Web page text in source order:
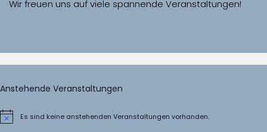
Wir freuen uns auf viele spannende Veranstaltungen!
Anstehende Veranstaltungen
HinweisEs sind keine anstehenden Veranstaltungen vorhanden.